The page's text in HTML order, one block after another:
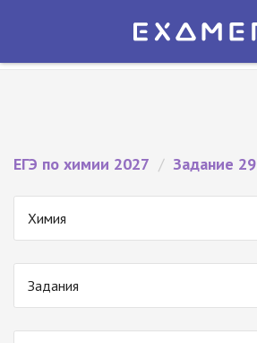
Экзамер — ЕГЭ 2027
ЕГЭ по химии 2027 / Задание 29
Химия
Задания